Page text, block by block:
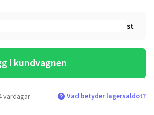
st
i kundvagnen
vardagar Vad betyder lagersaldot?